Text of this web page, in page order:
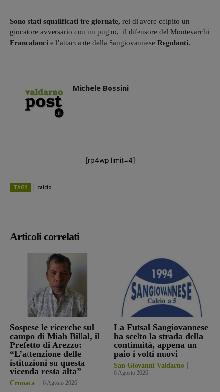
Articoli correlati
Sospese le ricerche sul
campo di Miah Billal, il
Prefetto di Arezzo:
“L’attenzione delle
istituzioni su questa
vicenda resta alta”
Cronaca 6 Agosto 2026
La Futsal Sangiovannese
ha scelto la strada della
continuità, appena un
paio i volti nuovi
San Giovanni Valdarno
6 Agosto 2026
Sono stati squalificati tre giornate, rei di avere colpito un
giocatore avversario con un pugno, il difensore del Montevarchi
Francalanci e l’attaccante della Sangiovannese Regolanti.
Michele Bossini
[rp4wp limit=4]
TAGS calcio